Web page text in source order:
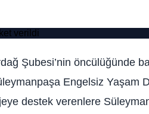
Şubesi’nin öncülüğünde
Engelsiz Yaşam
destek verenlere